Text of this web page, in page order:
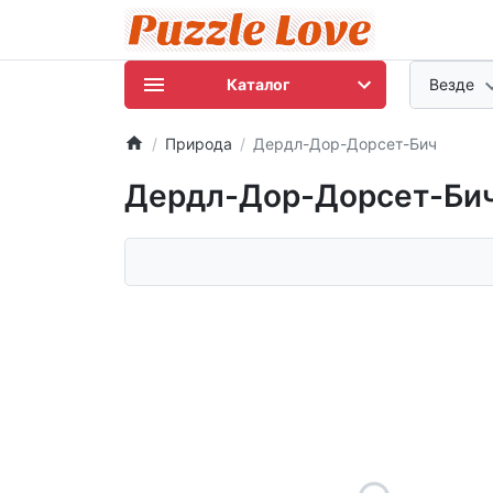
Везде
Каталог
Природа Дердл-Дор-Дорсет-Бич
Дердл-Дор-Дорсет-